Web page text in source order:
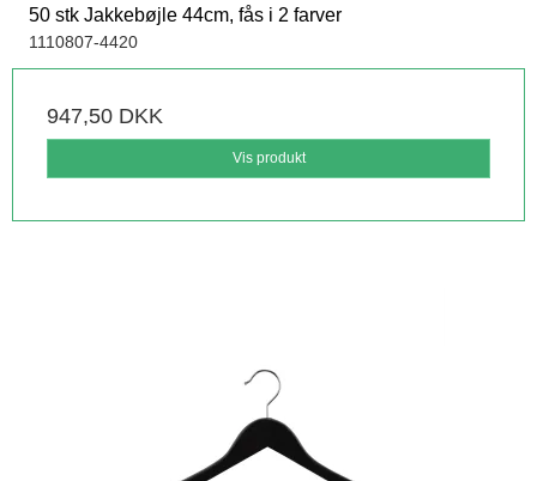
50 stk Jakkebøjle 44cm, fås i 2 farver
1110807-4420
947,50 DKK
Vis produkt